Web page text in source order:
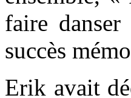
faire
succès
Erik avait